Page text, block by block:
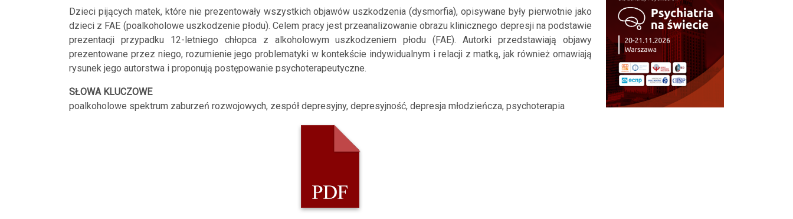
Dzieci pijących matek, które nie prezentowały wszystkich objawów uszkodzenia (dysmorfia), opisywane były pierwotnie jako
dzieci z FAE (poalkoholowe uszkodzenie płodu). Celem pracy jest przeanalizowanie obrazu klinicznego depresji na podstawie
prezentacji przypadku 12-letniego chłopca z alkoholowym uszkodzeniem płodu (FAE). Autorki przedstawiają objawy
prezentowane przez niego, rozumienie jego problematyki w kontekście indywidualnym i relacji z matką, jak również omawiają
rysunek jego autorstwa i proponują postępowanie psychoterapeutyczne.
SŁOWA KLUCZOWE
poalkoholowe spektrum zaburzeń rozwojowych, zespół depresyjny, depresyjność, depresja młodzieńcza, psychoterapia